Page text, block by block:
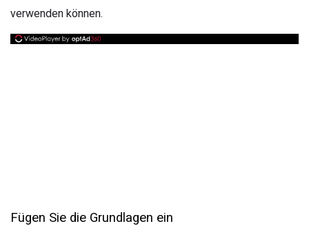
verwenden können.
Fügen Sie die Grundlagen ein